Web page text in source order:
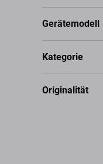
Gerätemodell
Kategorie
Originalität